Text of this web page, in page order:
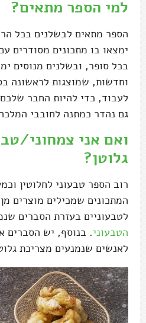
למי הספר מתאים?
הספר מתאים לבשלנים בכל
ימצאו בו מתכונים מסודרים
בכל סופר, ובשלנים מנוסים
וחדשות, שמוצגות לראשונה
לעבוד, כדי להיות החבר
גם נהדר כמתנה לחובבי
ואם אני צמחוני/
גלוטן?
רוב הספר טבעוני לחלוטין
המתכונים שמכילים מוצרים
לטבעוניים בעזרת הסברים
הטבעוני. בנוסף, יש הסברים
לאנשים שנמנעים מצריכת